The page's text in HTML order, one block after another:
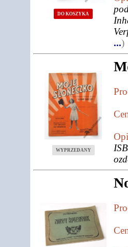
DO KOSZYKA
...)
WYPRZEDANY